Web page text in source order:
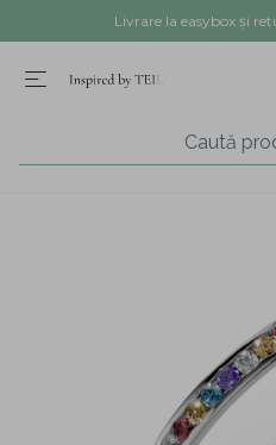
Livrare la easybox și